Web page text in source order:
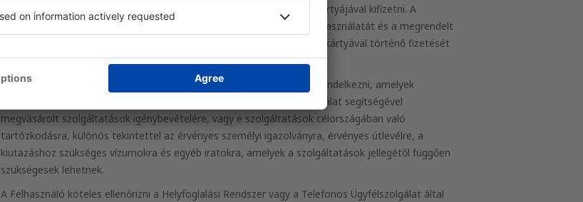
megrendelt repülőjegyek és/vagy egyéb szolgáltatások árát a saját kártyájával kifizetni. A
helyfoglalással kapcsolatos ügyintézés során idegen vagy hamis név használatát és a megrendelt
repülőjegyek és/vagy egyéb szolgáltatások árának idegen vagy hamis kártyával történő fizetését
azonnal bejelentjük a megfelelő bűnüldöző szerveknek.
A Felhasználó köteles megfelelő és érvényes személyi okmányokkal rendelkezni, amelyek
feljogosítják őt a Helyfoglalási Rendszer vagy a Telefonos Ügyfélszolgálat segítségével
megvásárolt szolgáltatások igénybevételére, vagy e szolgáltatások célországában való
tartózkodásra, különös tekintettel az érvényes személyi igazolványra, érvényes útlevélre, a
kiutazáshoz szükséges vízumokra és egyéb iratokra, amelyek a szolgáltatások jellegétől függően
szükségesek lehetnek.
A Felhasználó köteles ellenőrizni a Helyfoglalási Rendszer vagy a Telefonos Ügyfélszolgálat által